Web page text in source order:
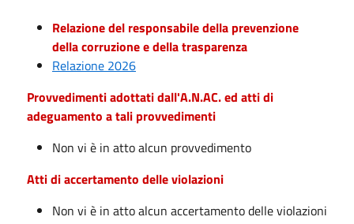
Relazione del responsabile della prevenzione
della corruzione e della trasparenza
Relazione 2026
Provvedimenti adottati dall'A.N.AC. ed atti di
adeguamento a tali provvedimenti
Non vi è in atto alcun provvedimento
Atti di accertamento delle violazioni
Non vi è in atto alcun accertamento delle violazioni